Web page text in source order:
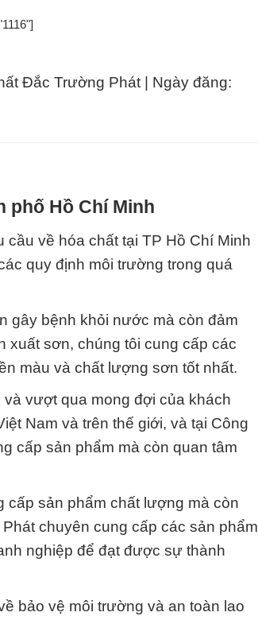
Đắc Trường Phát | Ngày đăng:
phố Hồ Chí Minh
về hóa chất tại TP Hồ Chí Minh
quy định môi trường trong quá
gây bệnh khỏi nước mà còn đảm
xuất sơn, chúng tôi cung cấp các
màu và chất lượng sơn tốt nhất.
vượt qua mong đợi của khách
Nam và trên thế giới, và tại Công
cấp sản phẩm mà còn quan tâm
cấp sản phẩm chất lượng mà còn
chuyên cung cấp các sản phẩm
nghiệp để đạt được sự thành
bảo vệ môi trường và an toàn lao